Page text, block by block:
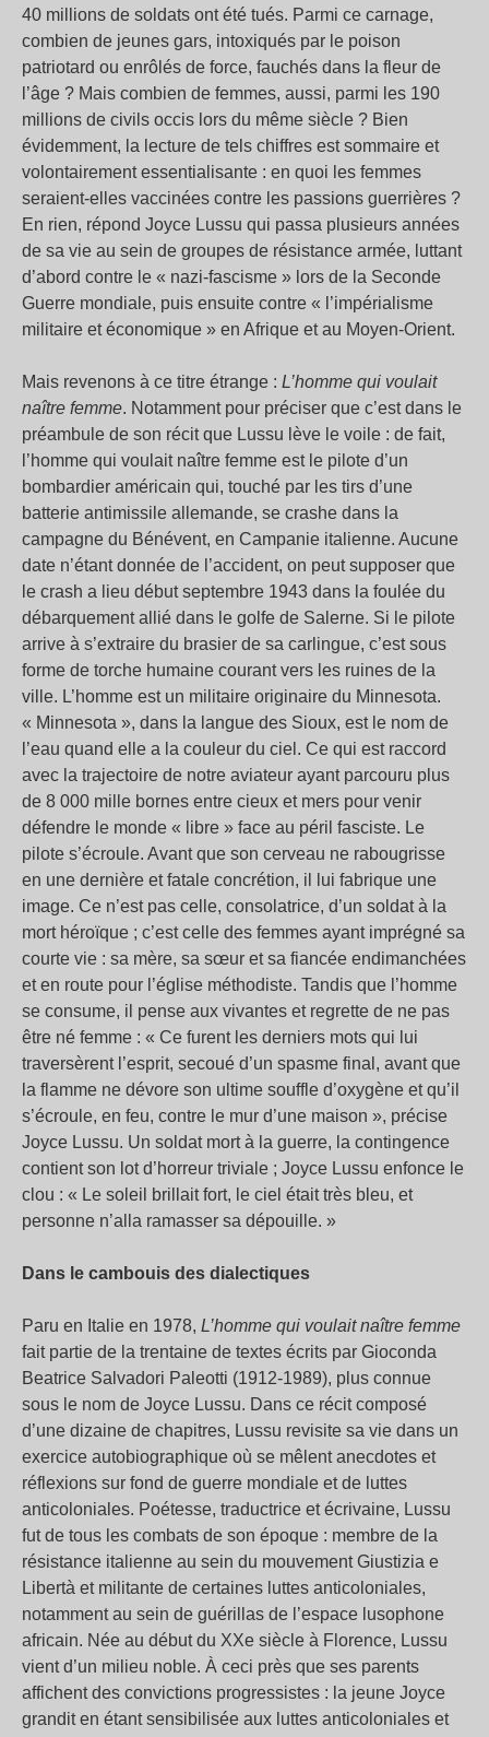
40 millions de soldats ont été tués. Parmi ce carnage,
combien de jeunes gars, intoxiqués par le poison
patriotard ou enrôlés de force, fauchés dans la fleur de
l’âge ? Mais combien de femmes, aussi, parmi les 190
millions de civils occis lors du même siècle ? Bien
évidemment, la lecture de tels chiffres est sommaire et
volontairement essentialisante : en quoi les femmes
seraient-elles vaccinées contre les passions guerrières ?
En rien, répond Joyce Lussu qui passa plusieurs années
de sa vie au sein de groupes de résistance armée, luttant
d’abord contre le « nazi-fascisme » lors de la Seconde
Guerre mondiale, puis ensuite contre « l’impérialisme
militaire et économique » en Afrique et au Moyen-Orient.
Mais revenons à ce titre étrange : L’homme qui voulait
naître femme. Notamment pour préciser que c’est dans le
préambule de son récit que Lussu lève le voile : de fait,
l’homme qui voulait naître femme est le pilote d’un
bombardier américain qui, touché par les tirs d’une
batterie antimissile allemande, se crashe dans la
campagne du Bénévent, en Campanie italienne. Aucune
date n’étant donnée de l’accident, on peut supposer que
le crash a lieu début septembre 1943 dans la foulée du
débarquement allié dans le golfe de Salerne. Si le pilote
arrive à s’extraire du brasier de sa carlingue, c’est sous
forme de torche humaine courant vers les ruines de la
ville. L’homme est un militaire originaire du Minnesota.
« Minnesota », dans la langue des Sioux, est le nom de
l’eau quand elle a la couleur du ciel. Ce qui est raccord
avec la trajectoire de notre aviateur ayant parcouru plus
de 8 000 mille bornes entre cieux et mers pour venir
défendre le monde « libre » face au péril fasciste. Le
pilote s’écroule. Avant que son cerveau ne rabougrisse
en une dernière et fatale concrétion, il lui fabrique une
image. Ce n’est pas celle, consolatrice, d’un soldat à la
mort héroïque ; c’est celle des femmes ayant imprégné sa
courte vie : sa mère, sa sœur et sa fiancée endimanchées
et en route pour l’église méthodiste. Tandis que l’homme
se consume, il pense aux vivantes et regrette de ne pas
être né femme : « Ce furent les derniers mots qui lui
traversèrent l’esprit, secoué d’un spasme final, avant que
la flamme ne dévore son ultime souffle d’oxygène et qu’il
s’écroule, en feu, contre le mur d’une maison », précise
Joyce Lussu. Un soldat mort à la guerre, la contingence
contient son lot d’horreur triviale ; Joyce Lussu enfonce le
clou : « Le soleil brillait fort, le ciel était très bleu, et
personne n’alla ramasser sa dépouille. »
Dans le cambouis des dialectiques
Paru en Italie en 1978, L’homme qui voulait naître femme
fait partie de la trentaine de textes écrits par Gioconda
Beatrice Salvadori Paleotti (1912-1989), plus connue
sous le nom de Joyce Lussu. Dans ce récit composé
d’une dizaine de chapitres, Lussu revisite sa vie dans un
exercice autobiographique où se mêlent anecdotes et
réflexions sur fond de guerre mondiale et de luttes
anticoloniales. Poétesse, traductrice et écrivaine, Lussu
fut de tous les combats de son époque : membre de la
résistance italienne au sein du mouvement Giustizia e
Libertà et militante de certaines luttes anticoloniales,
notamment au sein de guérillas de l’espace lusophone
africain. Née au début du XXe siècle à Florence, Lussu
vient d’un milieu noble. À ceci près que ses parents
affichent des convictions progressistes : la jeune Joyce
grandit en étant sensibilisée aux luttes anticoloniales et